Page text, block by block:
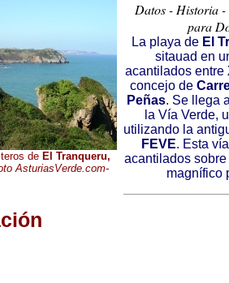
de El Tranqueru,
AsturiasVerde.com-
Datos - Historia
para
La playa de El
sitauad en
acantilados entre
concejo de
Peñas. Se llega
la Vía Verde,
utilizando la
FEVE. Esta
acantilados
magnífico